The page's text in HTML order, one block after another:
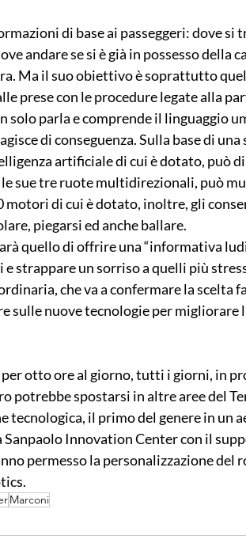
di base ai passeggeri: dove si
andare se si è già in possesso della
Ma il suo obiettivo è soprattutto
prese con le procedure legate alla
solo parla e comprende il linguaggio
di conseguenza. Sulla base di
artificiale di cui è dotato, può
sue tre ruote multidirezionali, può
di cui è dotato, inoltre, gli
piegarsi ed anche ballare.
quello di offrire una “informativa
strappare un sorriso a quelli più
che va a confermare la scelta
sulle nuove tecnologie per migliorare
otto ore al giorno, tutti i giorni, in
potrebbe spostarsi in altre aree del
tecnologica, il primo del genere in un
Sanpaolo Innovation Center con il
permesso la personalizzazione del
Marconi